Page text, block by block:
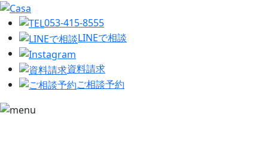
053-415-8555
LINEで相談
資料請求
ご相談予約